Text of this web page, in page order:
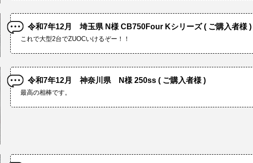
令和7年12月 埼玉県 N様 CB750Four Kシリーズ ( ご購入者様 )
これで大型2台でZUOCいけるぞー！！
令和7年12月 神奈川県 N様 250ss ( ご購入者様 )
最高の相棒です。